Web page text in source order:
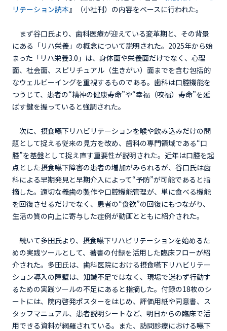
リテーション読本 』（小社刊）の内容をベースに行われた。
まず谷口氏より、歯科医療が迎えている変革期と、その背景
にある「リハ栄養」の概念について説明された。2025年から始
まった「リハ栄養3.0」は、身体面や栄養面だけでなく、心理
面、社会面、スピリチュアル（生きがい）面までを含む包括的
なウェルビーイングを重視するものである。歯科は口腔機能を
つうじて、患者の“精神の健康寿命”や“幸福（咬福）寿命”を延
ばす鍵を握っていると強調された。
次に、摂食嚥下リハビリテーションを喉や飲み込みだけの問
題として捉える従来の見方を改め、歯科の専門領域である“口
腔”を基盤として捉え直す重要性が説明された。近年は口腔を起
点とした摂食嚥下障害の患者の増加がみられるが、谷口氏は歯
科による早期発見と早期介入によって“予防”が可能であると指
摘した。適切な義歯の製作や口腔機能管理が、単に食べる機能
を回復させるだけでなく、患者の“食欲”の回復にもつながり、
生活の質の向上に寄与した症例が動画とともに紹介された。
続いて多田氏より、摂食嚥下リハビリテーションを始めるた
めの実践ツールとして、著書の付録を活用した臨床フローが紹
介された。多田氏は、歯科医院における摂食嚥下リハビリテー
ション導入の障壁は、知識不足ではなく、現場で迷わず行動す
るための実践ツールの不足にあると指摘した。付録の18枚のシ
ートには、院内啓発ポスターをはじめ、評価用紙や同意書、ス
タッフマニュアル、患者説明シートなど、明日からの臨床で活
用できる資料が網羅されている。また、訪問診療における嚥下